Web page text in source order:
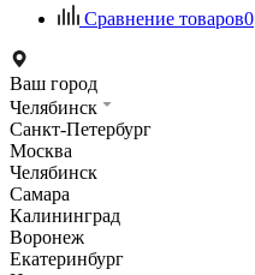
Сравнение товаров0
Ваш город
Челябинск
Санкт-Петербург
Москва
Челябинск
Самара
Калининград
Воронеж
Екатеринбург